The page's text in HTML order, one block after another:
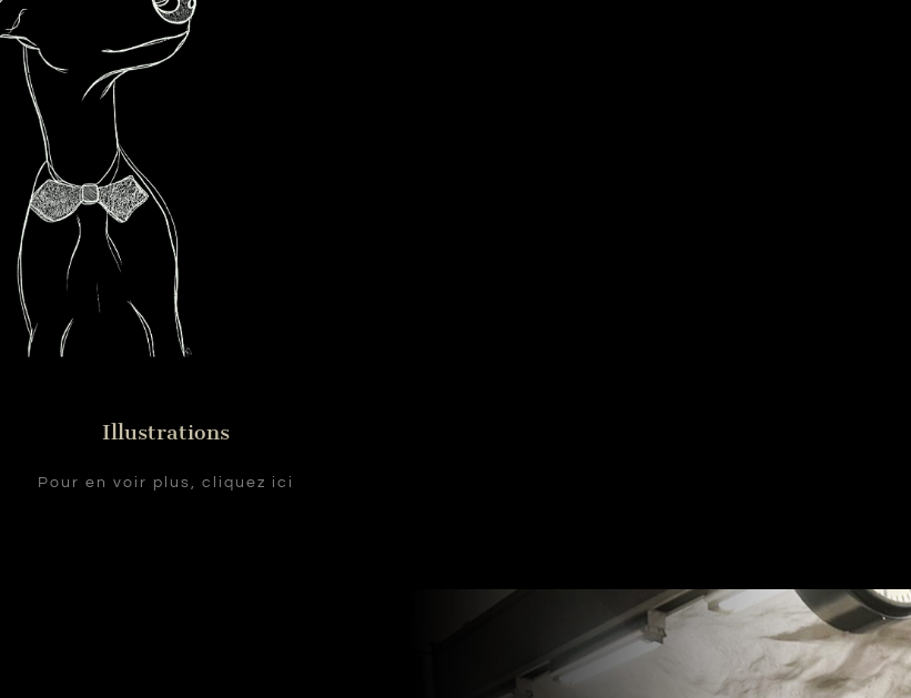
Illustrations
Pour en voir plus, cliquez ici